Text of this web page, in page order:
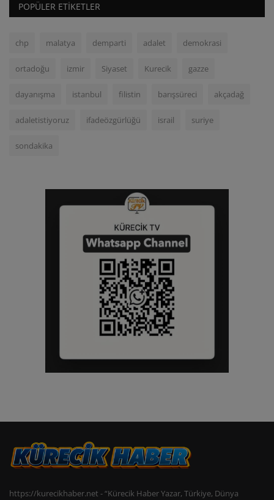
POPÜLER ETIKETLER
chp malatya demparti adalet demokrasi
ortadoğu izmir Siyaset Kurecik gazze
dayanışma istanbul filistin barışsüreci akçadağ
adaletistiyoruz ifadeözgürlüğü israil suriye
sondakika
https://kurecikhaber.net - “Kürecik Haber Yazar, Türkiye, Dünya